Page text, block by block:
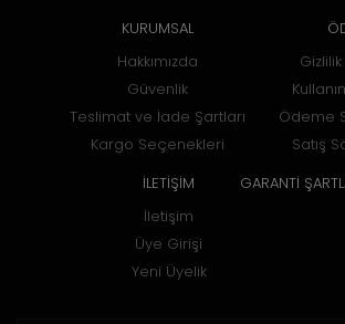
KURUMSAL
Hakkımızda
Güvenlik
Teslimat ve İade Şartları
Kargo Seçenekleri
Gizlilik
Ödeme
Satış
İLETİŞİM
İletişim
Üye Girişi
Yeni Üyelik
GARANTİ